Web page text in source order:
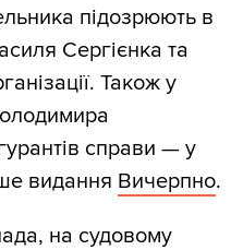
підозрюють в
Сергієнка та
Також у
справи — у
видання Вичерпно.
на судовому